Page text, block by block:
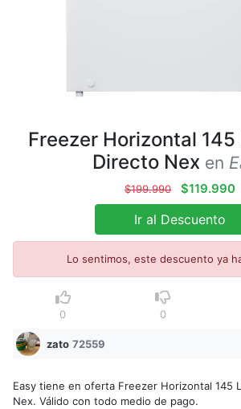
Freezer Horizontal
Directo Nex en
$199.990 $119.990
Ir al Descuento
Lo sentimos, este descuento ya
0 0
zato 72559
Easy tiene en oferta Freezer Horizontal 145
Nex. Válido con todo medio de pago.